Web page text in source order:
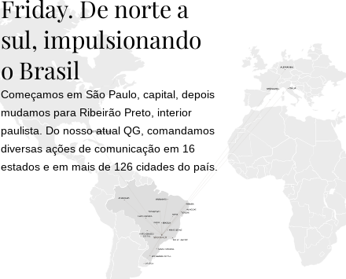
Friday. De norte a
sul, impulsionando
o Brasil
Começamos em São Paulo, capital, depois
mudamos para Ribeirão Preto, interior
paulista. Do nosso atual QG, comandamos
diversas ações de comunicação em 16
estados e em mais de 126 cidades do país.